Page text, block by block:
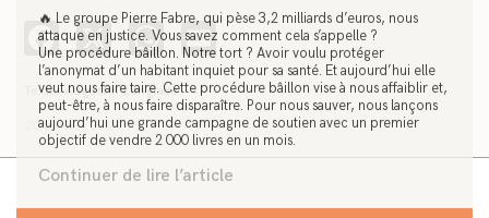
Facebook
X WhatsApp
Email
Texte: Augustin Langlade
20 janvier 2021
attaque en justice. Vous savez comment cela s’appelle ?
Une procédure bâillon. Notre tort ? Avoir voulu protéger
l’anonymat d’un habitant inquiet pour sa santé. Et aujourd’hui elle
veut nous faire taire. Cette procédure bâillon vise à nous affaiblir et,
peut-être, à nous faire disparaître. Pour nous sauver, nous lançons
aujourd’hui une grande campagne de soutien avec un premier
objectif de vendre 2 000 livres en un mois.
Continuer de lire l’article